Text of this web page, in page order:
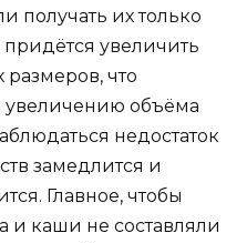
получать их только
увеличить
что
увеличению объёма
недостаток
замедлится и
Главное, чтобы
и каши не составляли